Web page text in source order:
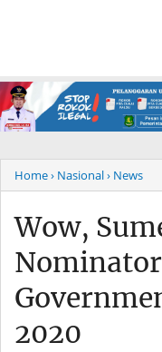
Home› Nasional› News
Wow,
2020